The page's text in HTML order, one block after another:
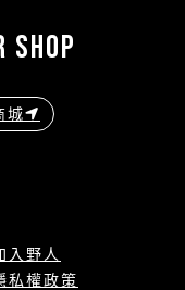
shop
城
入野人
私權政策